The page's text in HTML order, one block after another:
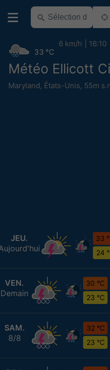
Météo Ellicott
Maryland, États-Unis, 55m
33 °C
6 km/h 16:10
JEU.
33
24
VEN.
Demain
30 °C
23 °C
SAM.
8/8
32 °C
23 °C